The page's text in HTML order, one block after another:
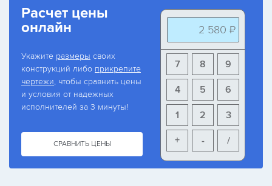
Расчет цены
онлайн
Укажите размеры своих
конструкций либо прикрепите
чертежи, чтобы сравнить цены
и условия от надежных
исполнителей за 3 минуты!
СРАВНИТЬ ЦЕНЫ
2 580 ₽
9
8
7
6
5
4
3
2
1
+ - /